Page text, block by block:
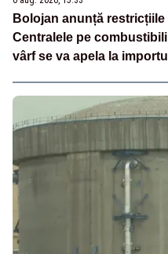
Bolojan anunță
Centralele pe
vârf se va apela la